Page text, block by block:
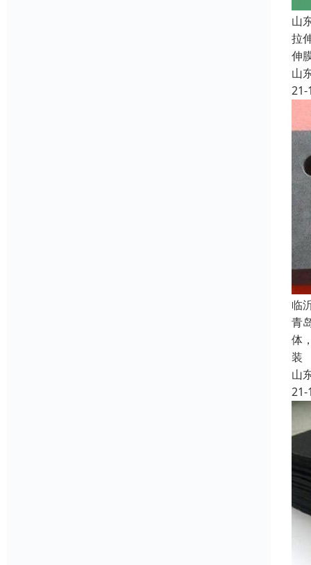
山
拉
伸
山
21-
临
青
体
装
山
21-